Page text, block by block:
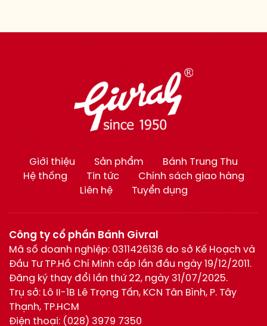
Giới thiệu Sản phẩm
Bánh Trung Thu
Hệ thống
Tin tức
Chính sách giao hàng
Liên hệ
Tuyển dụng
Công ty cổ phần Bánh Givral
Mã số doanh nghiệp: 0311426136 do sở Kế Hoạch và
Đầu Tư TP.Hồ Chí Minh cấp lần đầu ngày 19/12/2011.
Đăng ký thay đổi lần thứ 22, ngày 31/07/2025.
Trụ sở: Lô II-1B Lê Trọng Tấn, KCN Tân Bình, P. Tây
Thạnh, TP.HCM
Điện thoại: (028) 3979 7350